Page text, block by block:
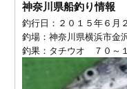
神奈川県船釣り情報
釣行日：２０１５年６月
釣場：神奈川県横浜市
釣果：タチウオ ７０～